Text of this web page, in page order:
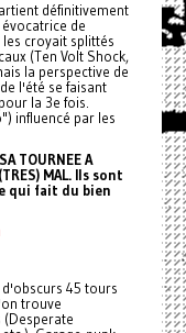
définitivement
de
croyait splittés
(Ten Volt Shock,
la perspective de
l'été se faisant
la 3e fois.
influencé par les
TOURNEE A
MAL. Ils sont
qui fait du bien
45 tours
trouve
(Desperate